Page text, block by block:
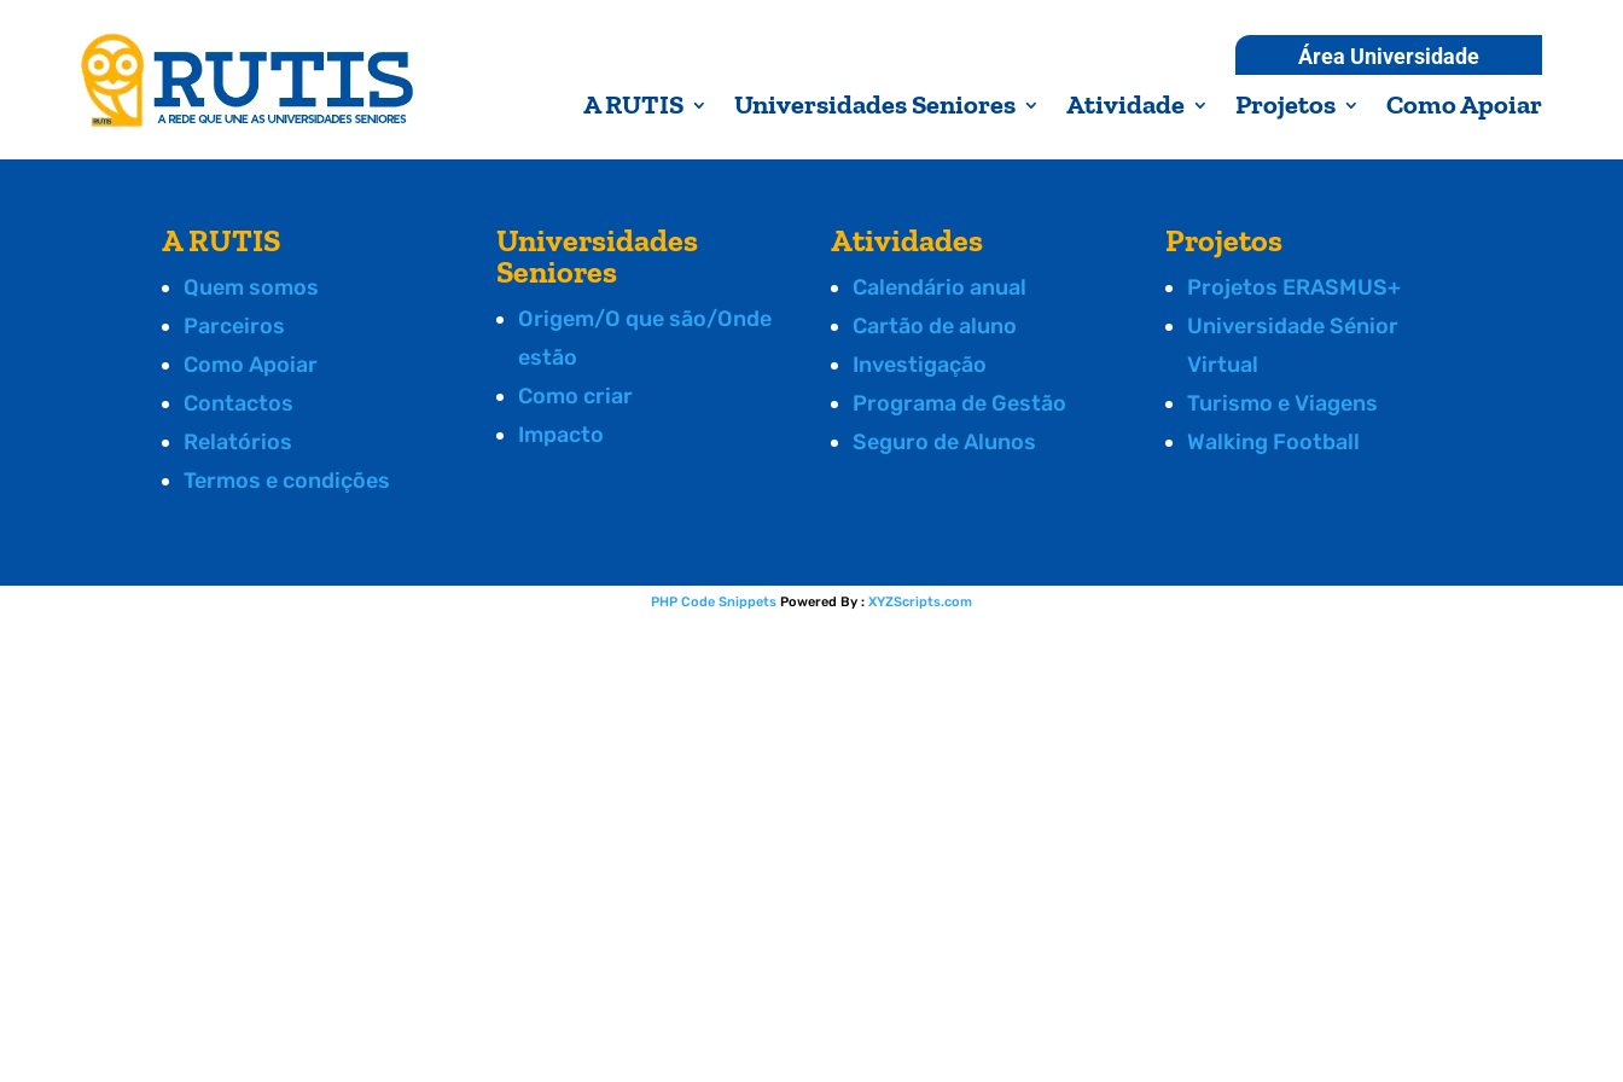
Área Universidade
A RUTIS Universidades Seniores Atividade Projetos Como Apoiar
A RUTIS
Quem somos
Parceiros
Como Apoiar
Contactos
Relatórios
Termos e condições
Universidades
Seniores
Origem/O que são/Onde
estão
Como criar
Impacto
Atividades
Calendário anual
Cartão de aluno
Investigação
Programa de Gestão
Seguro de Alunos
Projetos
Projetos ERASMUS+
Universidade Sénior
Virtual
Turismo e Viagens
Walking Football
PHP Code Snippets Powered By : XYZScripts.com